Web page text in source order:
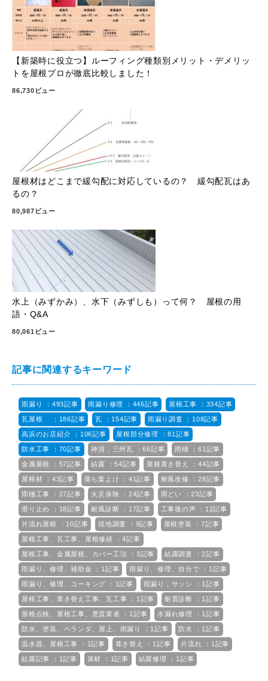
【新築時に役立つ】ルーフィング種類別メリット・デメリッ
トを屋根プロが徹底比較しました！
86,730ビュー
屋根材はどこまで緩勾配に対応しているの？ 緩勾配瓦はあ
るの？
80,987ビュー
水上（みずかみ）、水下（みずしも）って何？ 屋根の用
語・Q&A
80,061ビュー
記事に関連するキーワード
雨漏り ：493記事 雨漏り修理 ：446記事 屋根工事 ：334記事
瓦屋根 ：186記事 瓦 ：154記事 雨漏り調査 ：108記事
高浜のお店紹介 ：106記事 屋根部分修理 ：81記事
防水工事 ：70記事 神清，三州瓦 ：66記事 雨樋 ：61記事
金属屋根 ：57記事 結露 ：54記事 屋根葺き替え ：44記事
屋根材 ：43記事 落ち葉よけ ：41記事 耐風改修 ：28記事
雨樋工事 ：27記事 火災保険 ：24記事 雨どい ：23記事
滑り止め ：18記事 耐風診断 ：17記事 工事後の声 ：12記事
片流れ屋根 ：10記事 現地調査 ：9記事 屋根塗装 ：7記事
屋根工事、瓦工事、屋根修繕 ：4記事
屋根工事、金属屋根、カバー工法 ：3記事 結露調査 ：2記事
雨漏り、修理、補助金 ：1記事 雨漏り、修理、自分で ：1記事
雨漏り、修理、コーキング ：1記事 雨漏り，サッシ ：1記事
屋根工事、葺き替え工事、瓦工事 ：1記事 耐震診断 ：1記事
屋根点検、屋根工事、悪質業者 ：1記事 水漏れ修理 ：1記事
防水、塗装、ベランダ、屋上、雨漏り ：1記事 防水 ：1記事
温水器、屋根工事 ：1記事 葺き替え ：1記事 片流れ ：1記事
結露記事 ：1記事 床材 ：1記事 結露修理 ：1記事